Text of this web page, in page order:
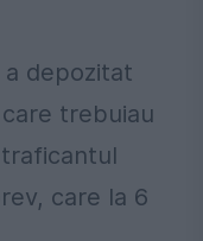
depozitat
trebuiau
care la 6